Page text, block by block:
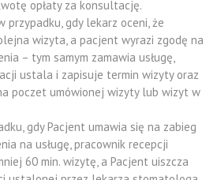
opłaty za konsultację.
przypadku, gdy lekarz oceni, że
wizyta, a pacjent wyrazi zgodę na
– tym samym zamawia usługę,
ustala i zapisuje termin wizyty oraz
poczet umówionej wizyty lub wizyt w
gdy Pacjent umawia się na zabieg
na usługę, pracownik recepcji
60 min. wizytę, a Pacjent uiszcza